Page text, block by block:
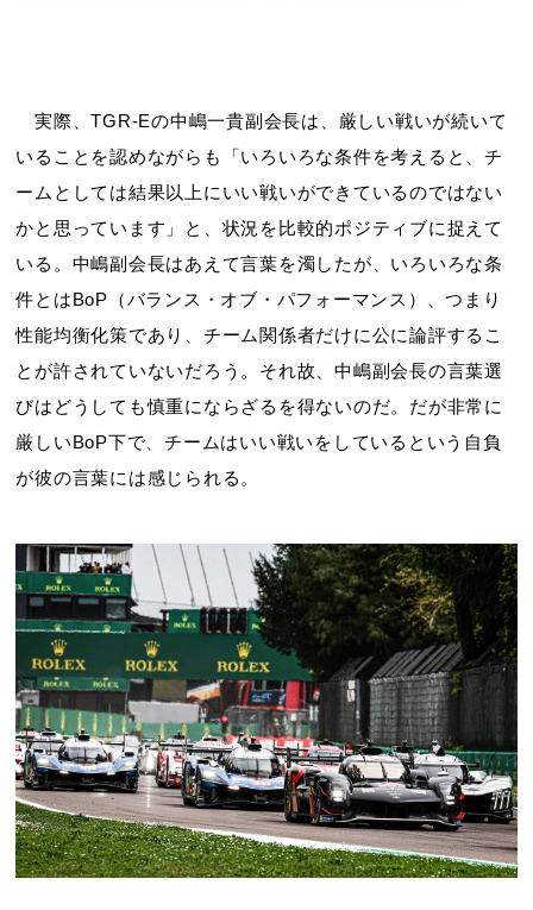
実際、TGR-Eの中嶋一貴副会長は、厳しい戦いが続いて
いることを認めながらも「いろいろな条件を考えると、チ
ームとしては結果以上にいい戦いができているのではない
かと思っています」と、状況を比較的ポジティブに捉えて
いる。中嶋副会長はあえて言葉を濁したが、いろいろな条
件とはBoP（バランス・オブ・パフォーマンス）、つまり
性能均衡化策であり、チーム関係者だけに公に論評するこ
とが許されていないだろう。それ故、中嶋副会長の言葉選
びはどうしても慎重にならざるを得ないのだ。だが非常に
厳しいBoP下で、チームはいい戦いをしているという自負
が彼の言葉には感じられる。